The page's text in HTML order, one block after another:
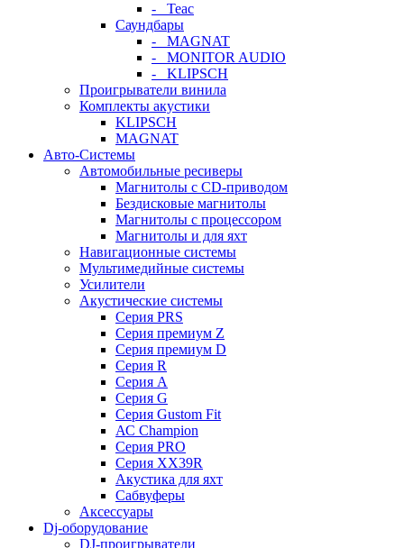
- Teac
Саундбары
- MAGNAT
- MONITOR AUDIO
- KLIPSCH
Проигрыватели винила
Комплекты акустики
KLIPSCH
MAGNAT
Авто-Системы
Автомобильные ресиверы
Магнитолы с CD-приводом
Бездисковые магнитолы
Магнитолы с процессором
Магнитолы и для яхт
Навигационные системы
Мультимедийные системы
Усилители
Акустические системы
Cерия PRS
Cерия премиум Z
Cерия премиум D
Cерия R
Cерия A
Cерия G
Cерия Gustom Fit
АС Champion
Cерия PRO
Cерия XX39R
Акустика для яхт
Сабвуферы
Аксессуары
Dj-оборудование
DJ-проигрыватели